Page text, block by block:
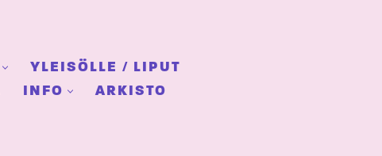
YLEISÖLLE / LIPUT
INFO ARKISTO